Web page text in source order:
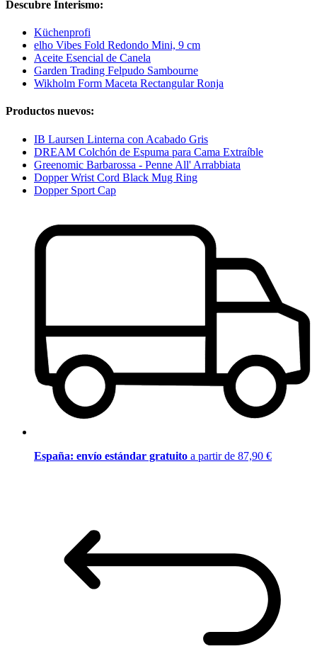
Descubre Interismo:
Küchenprofi
elho Vibes Fold Redondo Mini, 9 cm
Aceite Esencial de Canela
Garden Trading Felpudo Sambourne
Wikholm Form Maceta Rectangular Ronja
Productos nuevos:
IB Laursen Linterna con Acabado Gris
DREAM Colchón de Espuma para Cama Extraíble
Greenomic Barbarossa - Penne All' Arrabbiata
Dopper Wrist Cord Black Mug Ring
Dopper Sport Cap
España: envío estándar gratuito a partir de 87,90 €